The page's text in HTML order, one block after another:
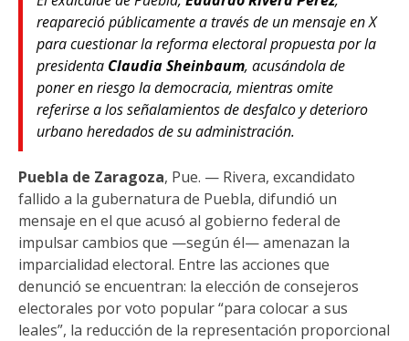
reapareció públicamente a través de un mensaje en X
para cuestionar la reforma electoral propuesta por la
presidenta Claudia Sheinbaum, acusándola de
poner en riesgo la democracia, mientras omite
referirse a los señalamientos de desfalco y deterioro
urbano heredados de su administración.
Puebla de Zaragoza, Pue. — Rivera, excandidato
fallido a la gubernatura de Puebla, difundió un
mensaje en el que acusó al gobierno federal de
impulsar cambios que —según él— amenazan la
imparcialidad electoral. Entre las acciones que
denunció se encuentran: la elección de consejeros
electorales por voto popular “para colocar a sus
leales”, la reducción de la representación proporcional